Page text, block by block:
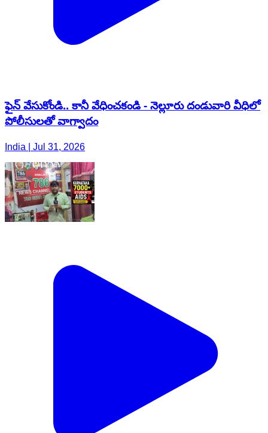
ఫైన్ వేసుకోండి.. కానీ వేధించకండి - నెల్లూరు దండువారి వీధిలో
పోలీసులతో వాగ్వాదం
India | Jul 31, 2026